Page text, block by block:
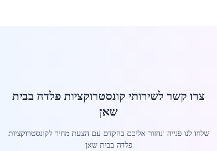
צרו קשר לשירותי קונסטרוקציות פלדה בבית
שאן
שלחו לנו פנייה ונחזור אליכם בהקדם עם הצעת מחיר לקונסטרוקציות
פלדה בבית שאן